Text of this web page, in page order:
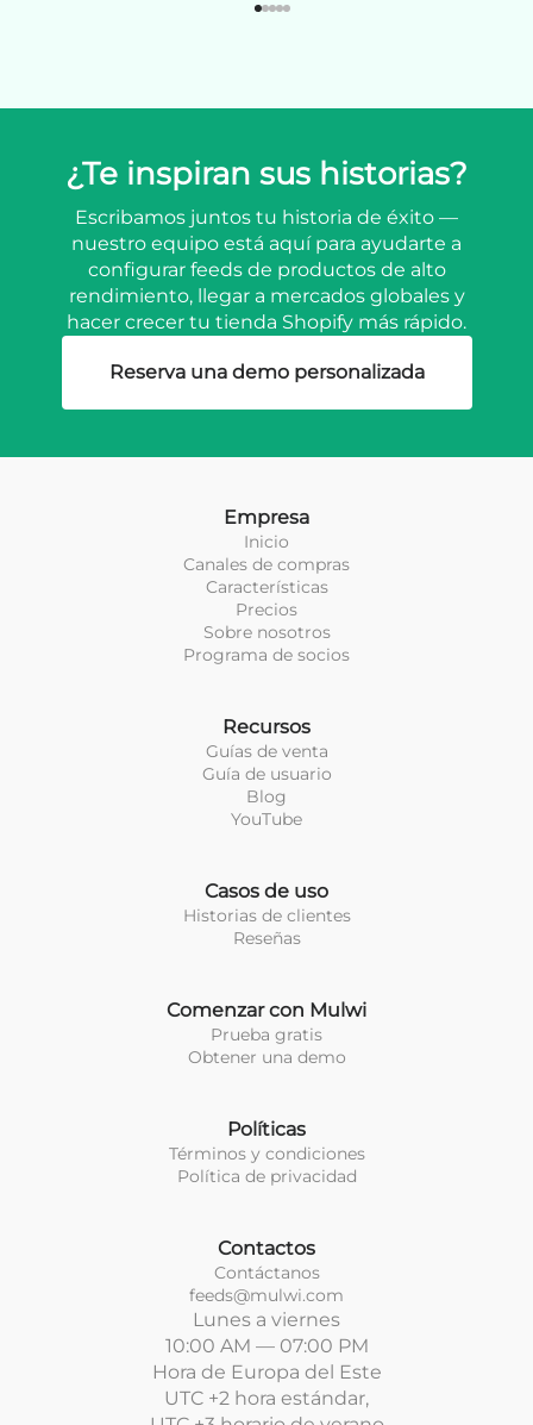
¿Te inspiran sus historias?
Escribamos juntos tu historia de éxito —
nuestro equipo está aquí para ayudarte a
configurar feeds de productos de alto
rendimiento, llegar a mercados globales y
hacer crecer tu tienda Shopify más rápido.
Reserva una demo personalizada
Empresa
Inicio
Canales de compras
Características
Precios
Sobre nosotros
Programa de socios
Recursos
Guías de venta
Guía de usuario
Blog
YouTube
Casos de uso
Historias de clientes
Reseñas
Contactos
Contáctanos
feeds@mulwi.com
Lunes a viernes
10:00 AM — 07:00 PM
Hora de Europa del Este
UTC +2 hora estándar,
Políticas
Términos y condiciones
Política de privacidad
Comenzar con Mulwi
Prueba gratis
Obtener una demo